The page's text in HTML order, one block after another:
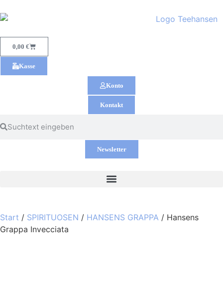
0,00 €
Kasse
Konto
Kontakt
Newsletter
Start / SPIRITUOSEN / HANSENS GRAPPA / Hansens
Grappa Invecciata